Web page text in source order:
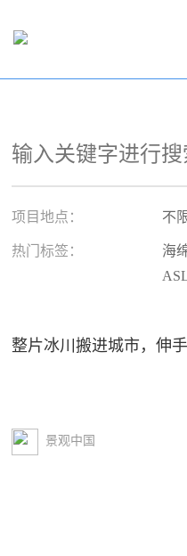
项目地点： 不
热门标签： 海
整片冰川搬进城市，伸
景观中国